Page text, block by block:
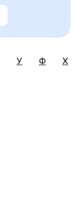
У Ф Х